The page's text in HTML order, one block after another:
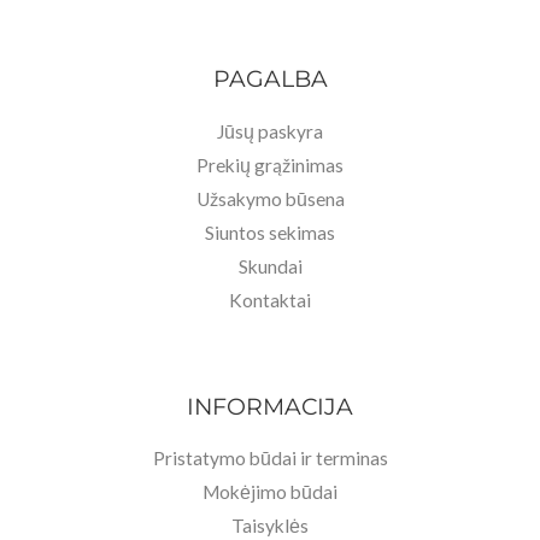
PAGALBA
Jūsų paskyra
Prekių grąžinimas
Užsakymo būsena
Siuntos sekimas
Skundai
Kontaktai
INFORMACIJA
Pristatymo būdai ir terminas
Mokėjimo būdai
Taisyklės